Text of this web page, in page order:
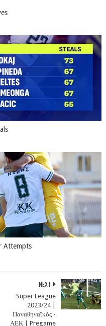
Attempts
NEXT
Super League
2023/24 |
Παναθηναϊκός -
ΑΕΚ | Pregame